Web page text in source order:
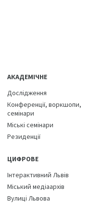
АКАДЕМІЧНЕ
Дослідження
Конференції, воркшопи,
семінари
Міські семінари
Резиденції
ЦИФРОВЕ
Інтерактивний Львів
Міський медіаархів
Вулиці Львова